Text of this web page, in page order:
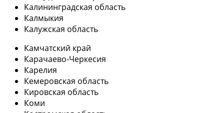
Калининградская область
Калмыкия
Калужская область
Камчатский край
Карачаево-Черкесия
Карелия
Кемеровская область
Кировская область
Коми